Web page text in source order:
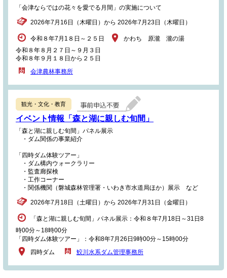
「会津ならではの花々を愛でる月間」の実施について
2026年7月16日（木曜日）から 2026年7月23日（木曜日）
令和８年7月1８日～２５日
令和８年８月２７日～９月３日
令和８年９月１８日から２５日
かわち 原瀧 瀧の湯
会津農林事務所
観光・文化・教育
イベント情報「森と湖に親しむ旬間」
「森と湖に親しむ旬間」パネル展示
・ダム関係の事業紹介
「四時ダム体験ツアー」
・ダム構内ウォークラリー
・監査廊探検
・工作コーナー
・関係機関（磐城森林管理署・いわき市水道局ほか）展示 など
2026年7月18日（土曜日）から 2026年7月31日（金曜日）
「森と湖に親しむ旬間」パネル展示：令和８年7月18日～31日8
時00分～18時00分
「四時ダム体験ツアー」：令和8年7月26日9時00分～15時00分
四時ダム
鮫川水系ダム管理事務所